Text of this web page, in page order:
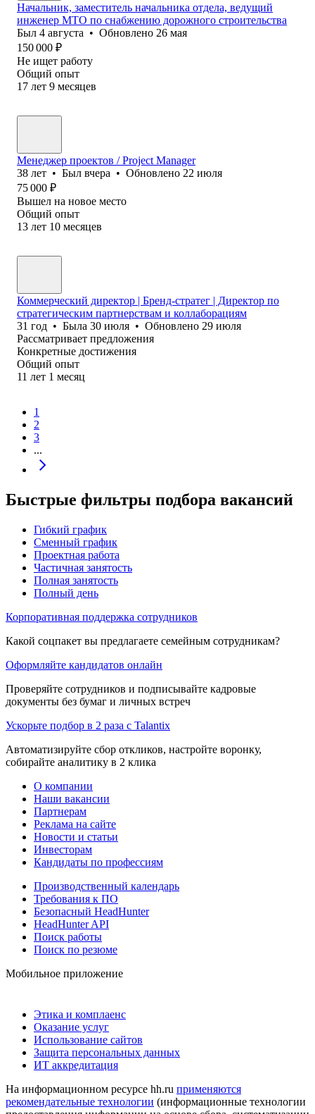
Начальник, заместитель начальника отдела, ведущий
инженер МТО по снабжению дорожного строительства
Был 4 августа • Обновлено 26 мая
150 000 ₽
Не ищет работу
Общий опыт
17 лет 9 месяцев
Менеджер проектов / Project Manager
38 лет • Был вчера • Обновлено 22 июля
75 000 ₽
Вышел на новое место
Общий опыт
13 лет 10 месяцев
Коммерческий директор | Бренд-стратег | Директор по
стратегическим партнерствам и коллаборациям
31 год • Была 30 июля • Обновлено 29 июля
Рассматривает предложения
Конкретные достижения
Общий опыт
11 лет 1 месяц
1
2
3
...
Быстрые фильтры подбора вакансий
Гибкий график
Сменный график
Проектная работа
Частичная занятость
Полная занятость
Полный день
Корпоративная поддержка сотрудников
Какой соцпакет вы предлагаете семейным сотрудникам?
Оформляйте кандидатов онлайн
Проверяйте сотрудников и подписывайте кадровые
документы без бумаг и личных встреч
Ускорьте подбор в 2 раза с Talantix
Автоматизируйте сбор откликов, настройте воронку,
собирайте аналитику в 2 клика
О компании
Наши вакансии
Партнерам
Реклама на сайте
Новости и статьи
Инвесторам
Кандидаты по профессиям
Производственный календарь
Требования к ПО
Безопасный HeadHunter
HeadHunter API
Поиск работы
Поиск по резюме
Мобильное приложение
Этика и комплаенс
Оказание услуг
Использование сайтов
Защита персональных данных
ИТ аккредитация
На информационном ресурсе hh.ru применяются
рекомендательные технологии (информационные технологии